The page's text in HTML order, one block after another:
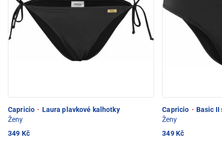
Capricio · Laura plavkové kalhotky
Ženy
349 Kč
Capricio · Basic II
Ženy
349 Kč